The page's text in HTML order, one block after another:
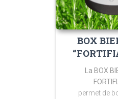
BOX
La BOX
permet de